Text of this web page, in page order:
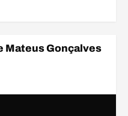
Mateus Gonçalves